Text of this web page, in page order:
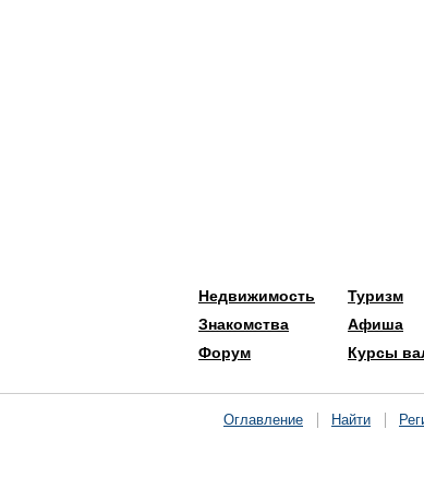
Недвижимость
Знакомства
Форум
Туризм
Афиша
Курсы
Оглавление Найти